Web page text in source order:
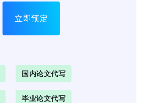
立即预定
国内论文代写
毕业论文代写